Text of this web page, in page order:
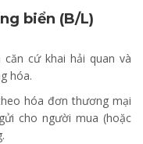
biển (B/L)
cứ khai hải quan và
hóa.
hóa đơn thương mại
cho người mua (hoặc